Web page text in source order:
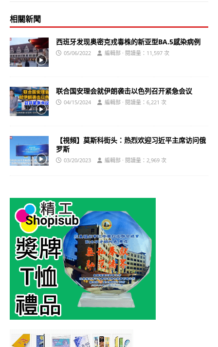
相關新聞
西班牙发现奥密克戎毒株的新亚型BA.5感染病例
05/06/2022 編輯部 · 閱讀量：11,597 次
联合国安理会就伊朗袭击以色列召开紧急会议
04/15/2024 編輯部 · 閱讀量：6,221 次
【視頻】莫斯科街头：热烈欢迎习近平主席访问俄
罗斯
03/20/2023 編輯部 · 閱讀量：2,969 次